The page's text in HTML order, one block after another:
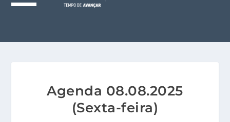
Agenda 08.08.2025
(Sexta-feira)